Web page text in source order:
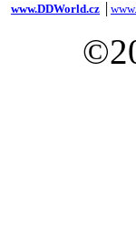
www.DDWorld.cz